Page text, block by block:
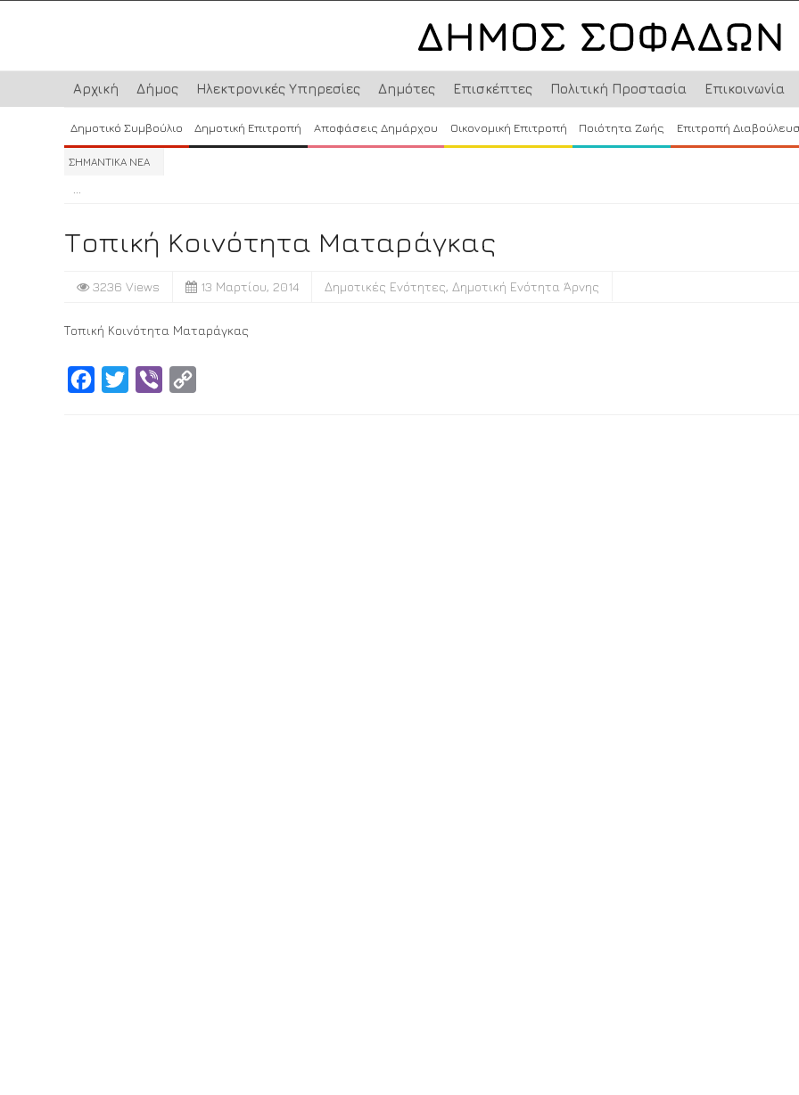
Αρχική Δήμος Ηλεκτρονικές Υπηρεσίες Δημότες Επισκέπτες Πολιτική Προστασία Επικοινωνία
Δημοτικό Συμβούλιο Δημοτική Επιτροπή Αποφάσεις Δημάρχου Οικονομική Επιτροπή Ποιότητα Ζωής Επιτροπή
ΣΗΜΑΝΤΙΚΑ ΝΕΑ
...
Τοπική Κοινότητα Ματαράγκας
3236 Views 13 Μαρτίου, 2014 Δημοτικές Ενότητες, Δημοτική Ενότητα Άρνης
Τοπική Κοινότητα Ματαράγκας
Facebook
Twitter Viber